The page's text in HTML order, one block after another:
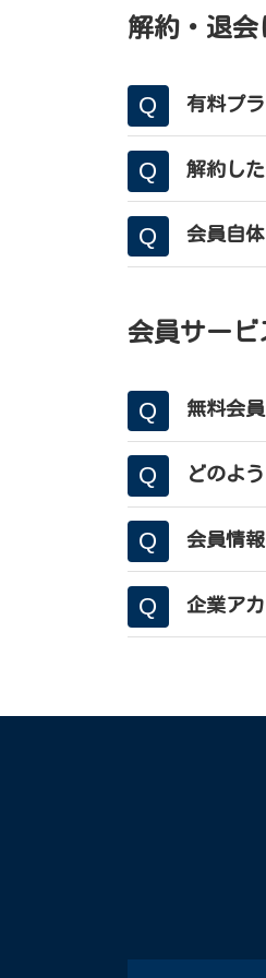
解約・退会
有料プ
解約し
会員自
有料
会員サー
無料会
どのよ
会員情
企業ア